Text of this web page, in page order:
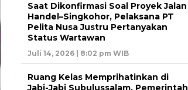
Saat Dikonfirmasi Soal Proyek Jalan
Handel–Singkohor, Pelaksana PT
Pelita Nusa Justru Pertanyakan
Status Wartawan
Juli 14, 2026 | 8:02 pm WIB
Ruang Kelas Memprihatinkan di
Jabi-Jabi Subulussalam, Pemerintah